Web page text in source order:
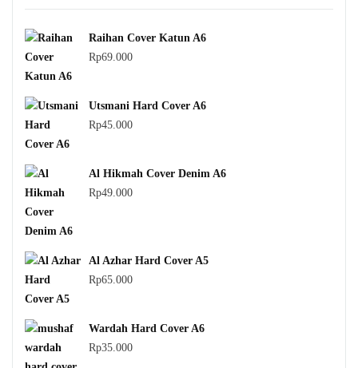
Raihan Cover Katun A6
Rp69.000
Utsmani Hard Cover A6
Rp45.000
Al Hikmah Cover Denim A6
Rp49.000
Al Azhar Hard Cover A5
Rp65.000
Wardah Hard Cover A6
Rp35.000